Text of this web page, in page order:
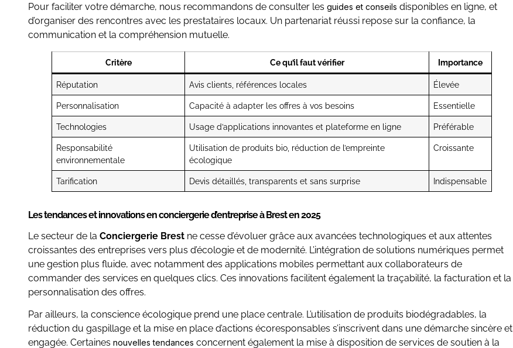
Pour faciliter votre démarche, nous recommandons de consulter les guides et conseils disponibles en ligne, et
d’organiser des rencontres avec les prestataires locaux. Un partenariat réussi repose sur la confiance, la
communication et la compréhension mutuelle.
Critère Ce qu’il faut vérifier Importance
Réputation Avis clients, références locales Élevée
Personnalisation Capacité à adapter les offres à vos besoins Essentielle
Technologies Usage d’applications innovantes et plateforme en ligne Préférable
Responsabilité
environnementale
Utilisation de produits bio, réduction de l’empreinte
écologique
Croissante
Tarification Devis détaillés, transparents et sans surprise Indispensable
Les tendances et innovations en conciergerie d’entreprise à Brest en 2025
Le secteur de la Conciergerie Brest ne cesse d’évoluer grâce aux avancées technologiques et aux attentes
croissantes des entreprises vers plus d’écologie et de modernité. L’intégration de solutions numériques permet
une gestion plus fluide, avec notamment des applications mobiles permettant aux collaborateurs de
commander des services en quelques clics. Ces innovations facilitent également la traçabilité, la facturation et la
personnalisation des offres.
Par ailleurs, la conscience écologique prend une place centrale. L’utilisation de produits biodégradables, la
réduction du gaspillage et la mise en place d’actions écoresponsables s’inscrivent dans une démarche sincère et
engagée. Certaines nouvelles tendances concernent également la mise à disposition de services de soutien à la